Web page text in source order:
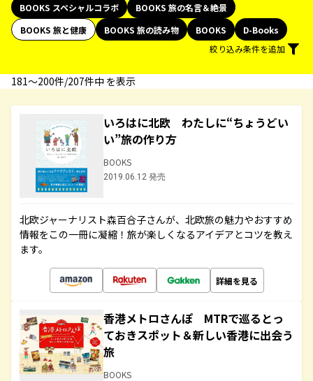
BOOKS スペシャルコラボ
BOOKS 旅の名言＆絶景
BOOKS 旅と健康
BOOKS 旅の読み物 BOOKS
D-Books
絞り込み条件を追加
181〜200件/207件中 を表示
いろはに北欧 わたしに“ちょうどい
い”旅の作り方
BOOKS
2019.06.12 発売
北欧ジャーナリスト森百合子さんが、北欧旅の魅力やおすすめ
情報をこの一冊に凝縮！旅が楽しくなるアイデアとコツを教え
ます。
詳細を見る
香港メトロさんぽ MTRで巡るとっ
ておきスポット＆新しい香港に出会う
旅
BOOKS